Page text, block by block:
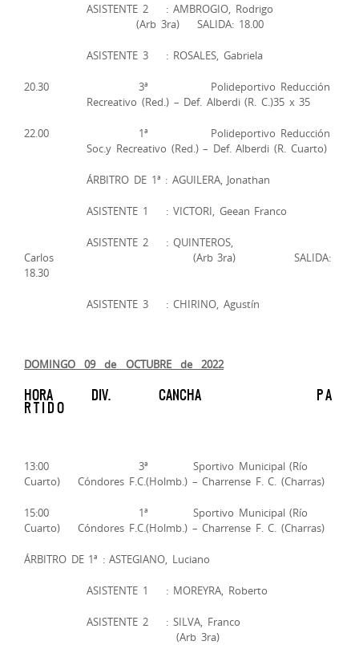
ASISTENTE 2 : AMBROGIO, Rodrigo
(Arb 3ra) SALIDA: 18.00
ASISTENTE 3 : ROSALES, Gabriela
20.30 3ª Polideportivo Reducción
Recreativo (Red.) – Def. Alberdi (R. C.)35 x 35
22.00 1ª Polideportivo Reducción
Soc.y Recreativo (Red.) – Def. Alberdi (R. Cuarto)
ÁRBITRO DE 1ª : AGUILERA, Jonathan
ASISTENTE 1 : VICTORI, Geean Franco
ASISTENTE 2 : QUINTEROS,
Carlos (Arb 3ra) SALIDA:
18.30
ASISTENTE 3 : CHIRINO, Agustín
DOMINGO 09 de OCTUBRE de 2022
HORA DIV. CANCHA P A
R T I D O
13:00 3ª Sportivo Municipal (Río
Cuarto) Cóndores F.C.(Holmb.) – Charrense F. C. (Charras)
15:00 1ª Sportivo Municipal (Río
Cuarto) Cóndores F.C.(Holmb.) – Charrense F. C. (Charras)
ÁRBITRO DE 1ª : ASTEGIANO, Luciano
ASISTENTE 1 : MOREYRA, Roberto
ASISTENTE 2 : SILVA, Franco
(Arb 3ra)